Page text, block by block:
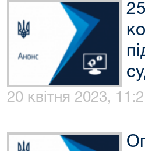
20 квітня 2023,